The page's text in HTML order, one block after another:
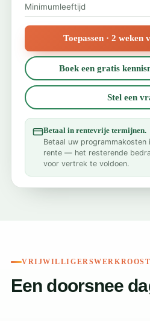
Minimumleeftijd
Toepassen · 2 weken
Boek een gratis
Stel een
Betaal in rentevrije termijnen.
Betaal uw programmakosten
rente — het resterende
voor vertrek te voldoen.
Een doorsnee